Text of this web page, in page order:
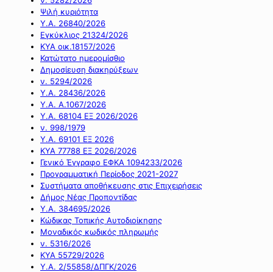
Ψιλή κυριότητα
Υ.Α. 26840/2026
Εγκύκλιος 21324/2026
ΚΥΑ οικ.18157/2026
Κατώτατο ημερομίσθιο
Δημοσίευση διακηρύξεων
ν. 5294/2026
Υ.Α. 28436/2026
Υ.Α. Α.1067/2026
Υ.Α. 68104 ΕΞ 2026/2026
ν. 998/1979
Υ.Α. 69101 ΕΞ 2026
ΚΥΑ 77788 ΕΞ 2026/2026
Γενικό Έγγραφο ΕΦΚΑ 1094233/2026
Προγραμματική Περίοδος 2021-2027
Συστήματα αποθήκευσης στις Επιχειρήσεις
Δήμος Νέας Προποντίδας
Υ.Α. 384695/2026
Κώδικας Τοπικής Αυτοδιοίκησης
Μοναδικός κωδικός πληρωμής
ν. 5316/2026
ΚΥΑ 55729/2026
Υ.Α. 2/55858/ΔΠΓΚ/2026